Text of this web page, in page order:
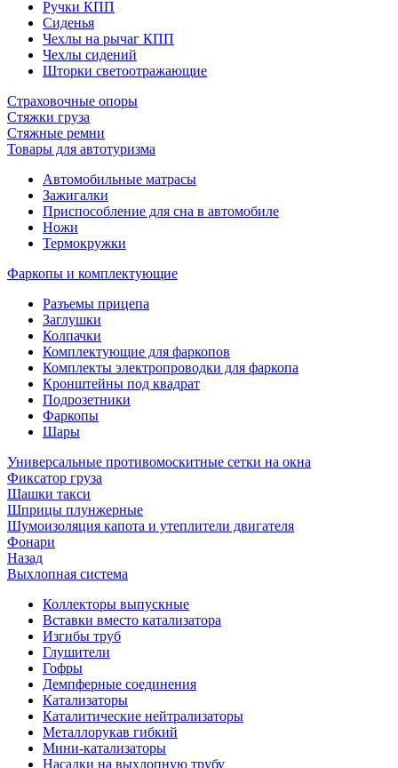
Ручки КПП
Сиденья
Чехлы на рычаг КПП
Чехлы сидений
Шторки светоотражающие
Страховочные опоры
Стяжки груза
Стяжные ремни
Товары для автотуризма
Автомобильные матрасы
Зажигалки
Приспособление для сна в автомобиле
Ножи
Термокружки
Фаркопы и комплектующие
Разъемы прицепа
Заглушки
Колпачки
Комплектующие для фаркопов
Комплекты электропроводки для фаркопа
Кронштейны под квадрат
Подрозетники
Фаркопы
Шары
Универсальные противомоскитные сетки на окна
Фиксатор груза
Шашки такси
Шприцы плунжерные
Шумоизоляция капота и утеплители двигателя
Фонари
Назад
Выхлопная система
Коллекторы выпускные
Вставки вместо катализатора
Изгибы труб
Глушители
Гофры
Демпферные соединения
Катализаторы
Каталитические нейтрализаторы
Металлорукав гибкий
Мини-катализаторы
Насадки на выхлопную трубу